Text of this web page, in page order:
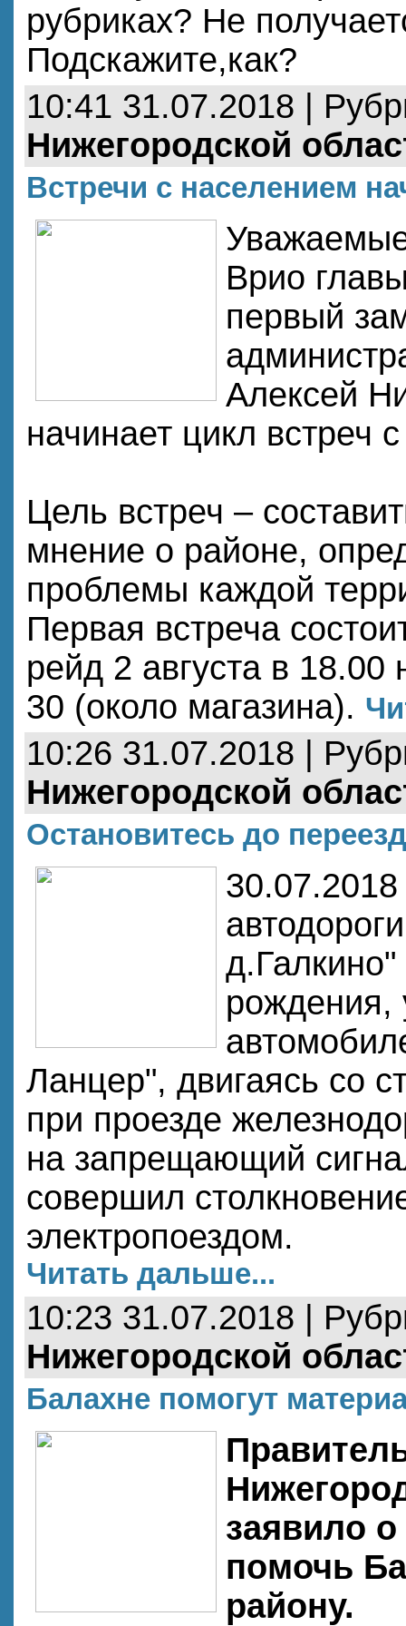
рубриках? Не
Подскажите,как?
10:41 31.07.2018 |
Нижегородской
Встречи с населением
Врио
первый
Алексей
начинает цикл встреч
Цель встреч –
мнение о районе,
проблемы каждой
Первая встреча
рейд 2 августа в
30 (около магазина).
10:26 31.07.2018 |
Нижегородской
Остановитесь до
д.Галкино"
рождения,
Ланцер", двигаясь со
при проезде
на запрещающий
совершил
электропоездом.
Читать дальше...
10:23 31.07.2018 |
Нижегородской
Балахне помогут
заявило о
помочь
району.